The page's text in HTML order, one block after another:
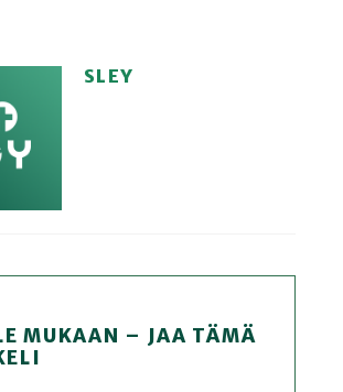
SLEY
MUKAAN – JAA TÄMÄ